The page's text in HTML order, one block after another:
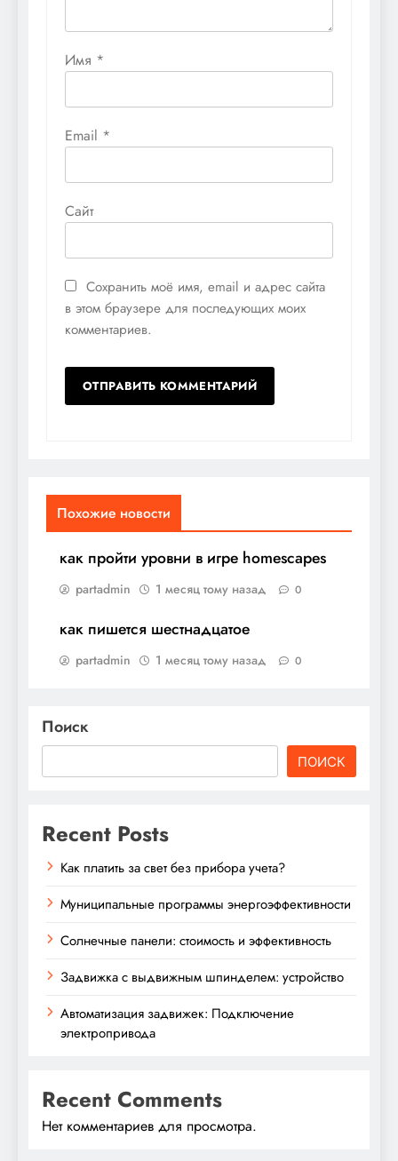
Имя *
Email *
Сайт
Сохранить моё имя, email и адрес сайта
в этом браузере для последующих моих
комментариев.
Похожие новости
как пройти уровни в игре homescapes
partadmin 1 месяц тому назад 0
как пишется шестнадцатое
partadmin 1 месяц тому назад 0
Поиск
ПОИСК
Recent Posts
Как платить за свет без прибора учета?
Муниципальные программы энергоэффективности
Солнечные панели: стоимость и эффективность
Задвижка с выдвижным шпинделем: устройство
Автоматизация задвижек: Подключение
электропривода
Recent Comments
Нет комментариев для просмотра.